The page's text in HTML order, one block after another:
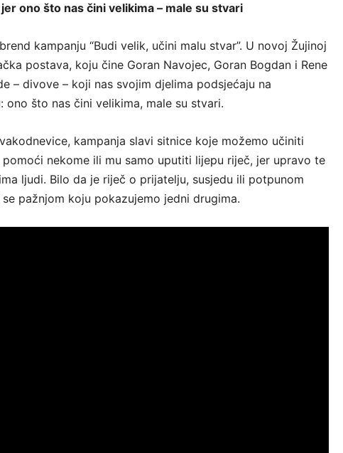
ono što nas čini velikima – male su stvari
kampanju “Budi velik, učini malu stvar”. U novoj Žujinoj
postava, koju čine Goran Navojec, Goran Bogdan i Rene
– divove – koji nas svojim djelima podsjećaju na
ono što nas čini velikima, male su stvari.
kampanja slavi sitnice koje možemo učiniti
nekome ili mu samo uputiti lijepu riječ, jer upravo te
ljudi. Bilo da je riječ o prijatelju, susjedu ili potpunom
pažnjom koju pokazujemo jedni drugima.